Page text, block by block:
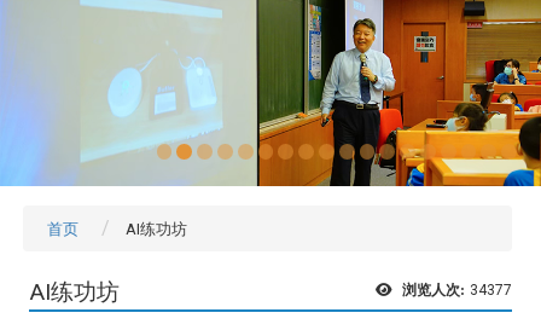
首页 AI练功坊
浏览人次: 34377
AI练功坊